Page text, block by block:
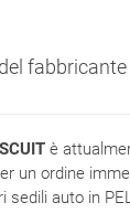
fabbricante
è
un ordine
sedili auto in